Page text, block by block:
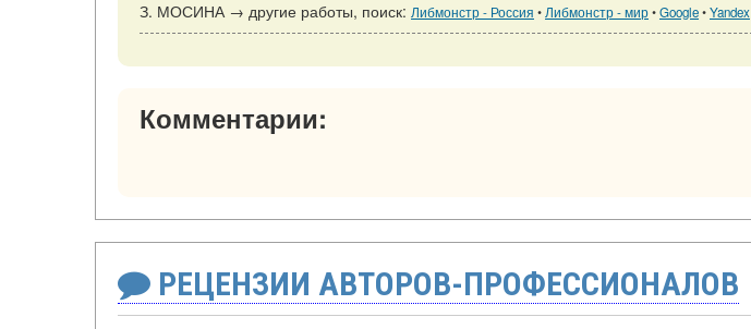
З. МОСИНА → другие работы, поиск: Либмонстр - Россия • Либмонстр - мир•Google•Yandex
Комментарии:
РЕЦЕНЗИИ АВТОРОВ-ПРОФЕССИОНАЛОВ